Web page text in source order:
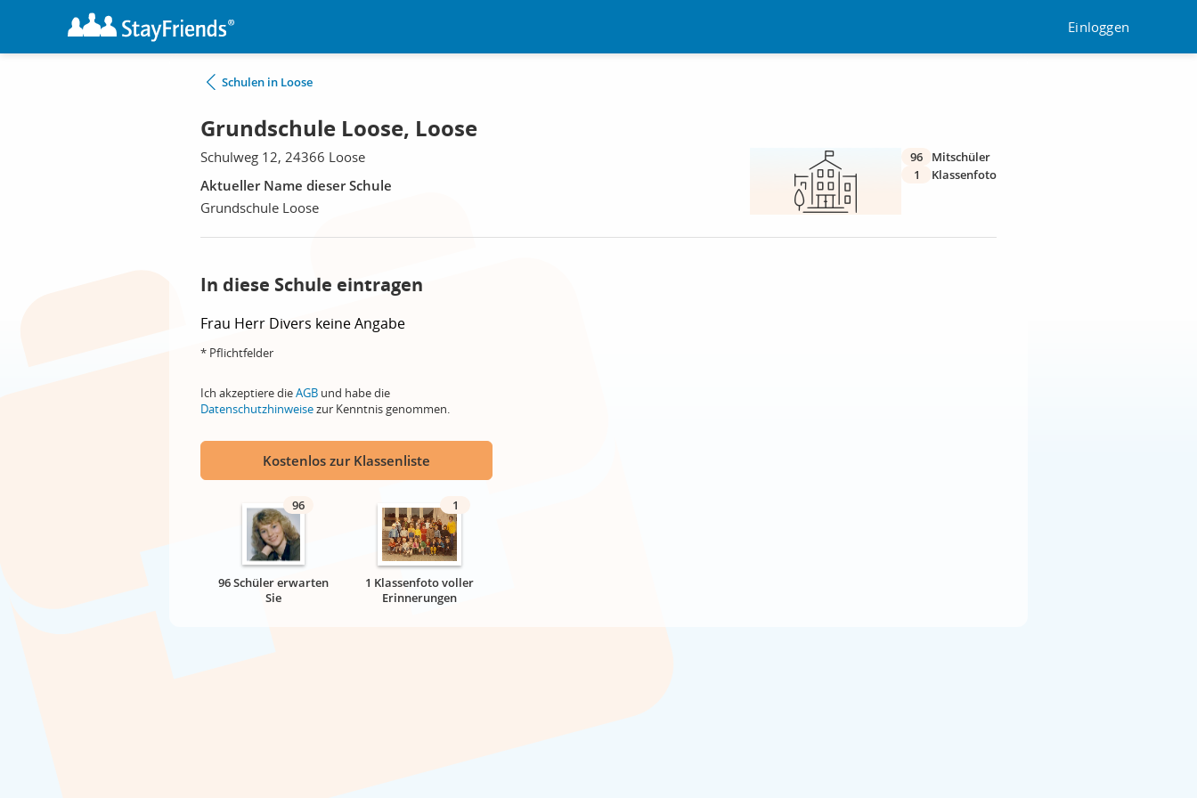
Einloggen
Schulen in Loose
Grundschule Loose, Loose
Schulweg 12, 24366 Loose
Aktueller Name dieser Schule
Grundschule Loose
96
Mitschüler
1
Klassenfoto
In diese Schule eintragen
Frau Herr Divers keine Angabe
* Pflichtfelder
Ich akzeptiere dieAGB und habe die
Datenschutzhinweisezur Kenntnis genommen.
Kostenlos zur Klassenliste
96
96 Schüler erwarten
Sie
1
1 Klassenfoto voller
Erinnerungen